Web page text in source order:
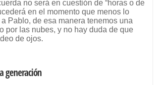
no será en cuestión de “horas o de
en el momento que menos lo
Pablo, de esa manera tenemos una
por las nubes, y no hay duda de que
de ojos.
generación